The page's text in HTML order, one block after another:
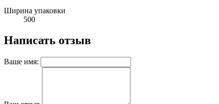
Ширина упаковки
500
Написать отзыв
Ваше имя: